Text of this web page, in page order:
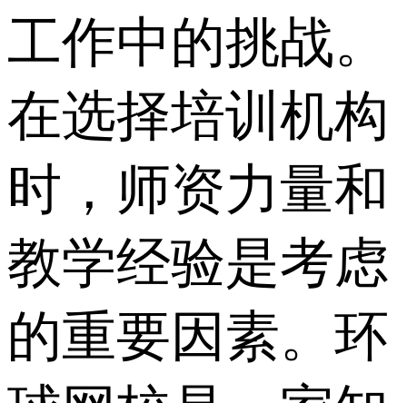
工作中的挑战。
在选择培训机构
时，师资力量和
教学经验是考虑
的重要因素。环